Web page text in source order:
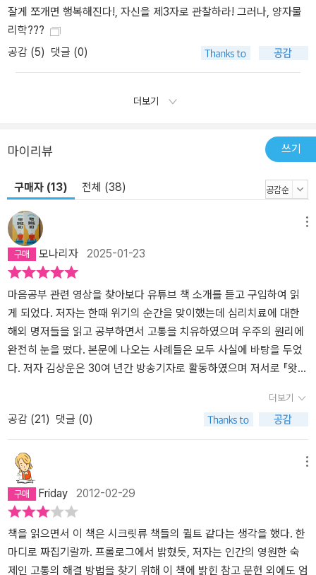
잘게 쪼개면 행복해진다!, 자신을 제3자로 관찰하라! 그러나, 양자물
리학???
공감 (5) 댓글 (0)
더보기
마이리뷰 쓰기
구매자 (13) 전체 (38)
모나리자 2025-01-23
마음공부 관련 영상을 찾아보다 유튜브 책 소개를 듣고 구입하여 읽
게 되었다. 저자는 한때 위기의 순간을 맞이했는데 심리치료에 대한
해외 명저들을 읽고 공부하면서 고통을 치유하였으며 우주의 원리에
완전히 눈을 떴다. 본문에 나오는 사례들은 모두 사실에 바탕을 두었
다. 저자 김상운은 30여 년간 방송기자로 활동하였으며 저서로 『왓
한 지 십 년이 넘은 스테디셀러였는데 직접 읽어 보니 그 이유를 알 것
같았다. 본문에서 다루고 있는 내용은 1부 왓칭, 신이 부리는 요술 2
부 나를 바꿔놓는 요술 일곱 가지 3부 나 이상의 나 바라보기 이렇
게 3가지로 되어있다. ‘왓칭’은 ‘관찰자 효과’를 얻을 수 있는 다양하고
놀라운 사례를 알려주는데 실생활에 적용하고 실천하여 원하는 목표
를 달성하는데 도움이 되는 유익한 내용이다. 새해가 되면 늘 새로운
각오와 결심을 한다. 운동, 다이어트, 공부, 금연 등 나름의 계획을 세
우고 인생을 업그레이드하기 위한 의욕으로 충만하다. 그런데 왜 작
심삼일에 그치고 마는 걸까. 이 책을 읽다 보면 그 이유를 알게 될 것
이다. 책 제목인 ‘왓칭(watching)’ 즉 ‘바라보기’는 여기서는 주로 ‘관
더보기
공감 (21) 댓글 (0)
Friday 2012-02-29
책을 읽으면서 이 책은 시크릿류 책들의 퀼트 같다는 생각을 했다. 한
마디로 짜집기랄까. 프롤로그에서 밝혔듯, 저자는 인간의 영원한 숙
제인 고통의 해결 방법을 찾기 위해 이 책에 밝힌 참고 문헌 외에도 엄